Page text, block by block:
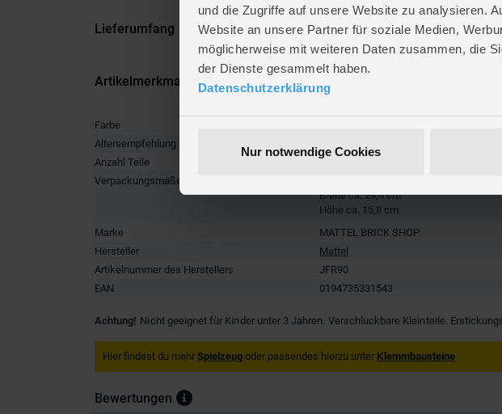
und die Zugriffe auf unsere Website zu analysieren.
Website an unsere Partner für soziale Medien,
möglicherweise mit weiteren Daten zusammen, die
der Dienste gesammelt haben.
Datenschutzerklärung
Nur notwendige Cookies
Lieferumfang
Artikelmerkmale
Farbe
Altersempfehlung
Anzahl Teile
250
Verpackungsmaße
Breite ca. 29,4 cm
Höhe ca. 15,8 cm
Marke
MATTEL BRICK SHOP
Hersteller
Mattel
Artikelnummer des Herstellers
JFR90
EAN
0194735331543
Achtung! Nicht geeignet für Kinder unter 3 Jahren. Verschluckbare Kleinteile.
Hier findest du mehr Spielzeug oder passendes hierzu unter Klemmbausteine
Bewertungen